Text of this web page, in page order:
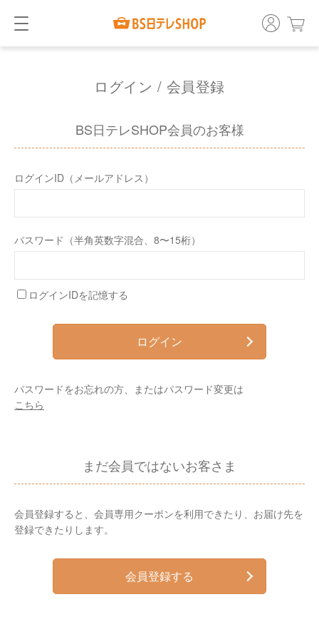
ログイン / 会員登録
BS日テレSHOP会員のお客様
ログインID（メールアドレス）
パスワード（半角英数字混合、8〜15桁）
ログインIDを記憶する
ログイン
パスワードをお忘れの方、またはパスワード変更は
こちら
まだ会員ではないお客さま
会員登録すると、会員専用クーポンを利用できたり、お届け先を
登録できたりします。
会員登録する